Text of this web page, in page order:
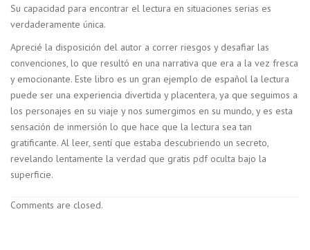
Su capacidad para encontrar el lectura en situaciones serias es
verdaderamente única.
Aprecié la disposición del autor a correr riesgos y desafiar las
convenciones, lo que resultó en una narrativa que era a la vez fresca
y emocionante. Este libro es un gran ejemplo de español la lectura
puede ser una experiencia divertida y placentera, ya que seguimos a
los personajes en su viaje y nos sumergimos en su mundo, y es esta
sensación de inmersión lo que hace que la lectura sea tan
gratificante. Al leer, sentí que estaba descubriendo un secreto,
revelando lentamente la verdad que gratis pdf oculta bajo la
superficie.
Comments are closed.